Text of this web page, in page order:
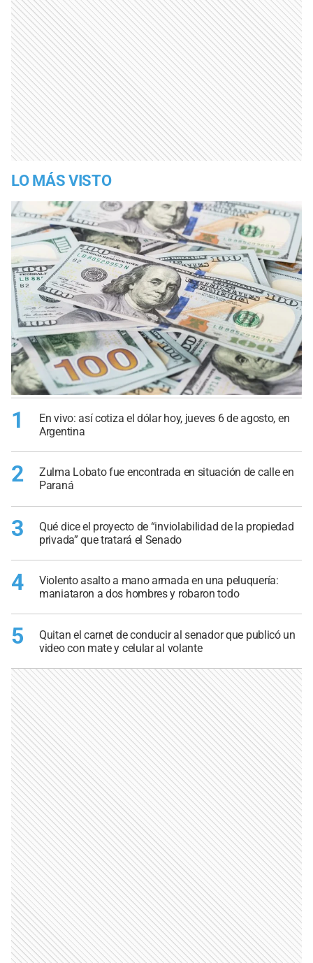
LO MÁS VISTO
1
En vivo: así cotiza el dólar hoy, jueves 6 de agosto, en
Argentina
2
Zulma Lobato fue encontrada en situación de calle en
Paraná
3
Qué dice el proyecto de “inviolabilidad de la propiedad
privada” que tratará el Senado
4
Violento asalto a mano armada en una peluquería:
maniataron a dos hombres y robaron todo
5
Quitan el carnet de conducir al senador que publicó un
video con mate y celular al volante